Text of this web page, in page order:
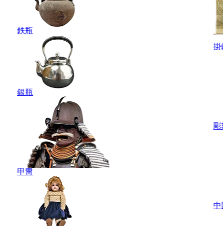
鉄瓶
銀瓶
甲冑
掛
彫
中